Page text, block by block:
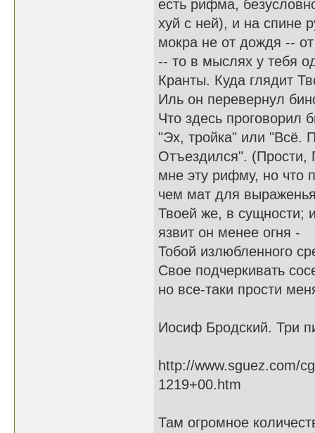
есть рифма,
хуй с ней), и на спине
мокра не от дождя --
-- то в мыслях у тебя
Кранты. Куда глядит
Иль он перевернул
Что здесь проговорил
"Эх, тройка" или "Всё.
Отъездился". (Прости,
мне эту рифму, но что
чем мат для
Твоей же, в сущности;
язвит он менее огня -
Тобой излюбленного
Свое подчеркивать
но все-таки прости
Иосиф Бродский. Три
http://www.sguez.com/
1219+00.htm
Там огромное